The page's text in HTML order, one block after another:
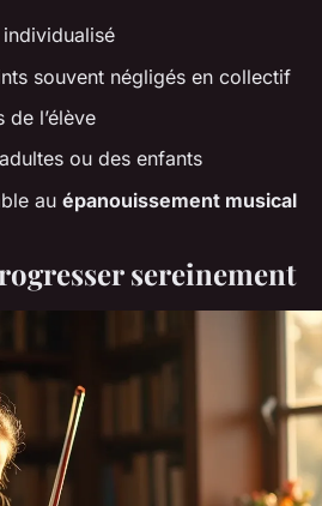
souvent négligés en collectif
l’élève
ou des enfants
au épanouissement musical
sereinement